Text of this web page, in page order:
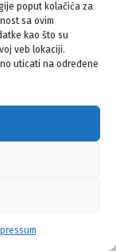
poput kolačića za
sa ovim
kao što su
veb lokaciji.
uticati na određene
Zagreba 2026